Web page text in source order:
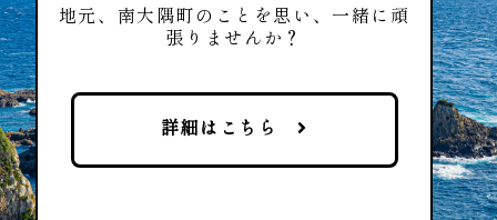
地元、南大隅町のことを思い、 一緒に頑
張りませんか？
詳細はこちら